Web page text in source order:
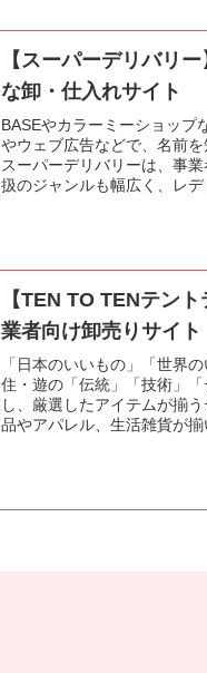
【スーパーデリバリ
な卸・仕入れサイト
BASEやカラーミーショップ
やウェブ広告などで、名前
スーパーデリバリーは、事
扱のジャンルも幅広く、レ
【TEN TO TENテン
業者向け卸売りサイト
「日本のいいもの」「世界
住・遊の「伝統」「技術」
し、厳選したアイテムが揃
品やアパレル、生活雑貨が